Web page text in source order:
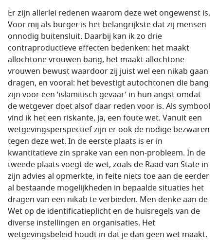
Er zijn allerlei redenen waarom deze wet ongewenst is.
Voor mij als burger is het belangrijkste dat zij mensen
onnodig buitensluit. Daarbij kan ik zo drie
contraproductieve effecten bedenken: het maakt
allochtone vrouwen bang, het maakt allochtone
vrouwen bewust waardoor zij juist wel een nikab gaan
dragen, en vooral: het bevestigt autochtonen die bang
zijn voor een ‘islamitisch gevaar’ in hun angst omdat
de wetgever doet alsof daar reden voor is. Als symbool
vind ik het een riskante, ja, een foute wet. Vanuit een
wetgevingsperspectief zijn er ook de nodige bezwaren
tegen deze wet. In de eerste plaats is er in
kwantitatieve zin sprake van een non-probleem. In de
tweede plaats voegt de wet, zoals de Raad van State in
zijn advies al opmerkte, in feite niets toe aan de eerder
al bestaande mogelijkheden in bepaalde situaties het
dragen van een nikab te verbieden. Men denke aan de
Wet op de identificatieplicht en de huisregels van de
diverse instellingen en organisaties. Het
wetgevingsbeleid houdt in dat je dan geen wet maakt.